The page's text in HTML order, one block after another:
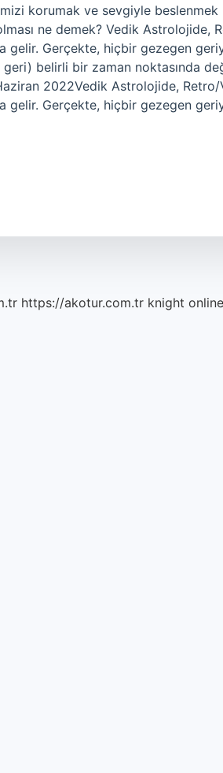
korumak ve sevgiyle beslenmek
ne demek? Vedik Astrolojide,
gelir. Gerçekte, hiçbir gezegen
belirli bir zaman noktasında
2022Vedik Astrolojide,
gelir. Gerçekte, hiçbir gezegen
https://akotur.com.tr knight online